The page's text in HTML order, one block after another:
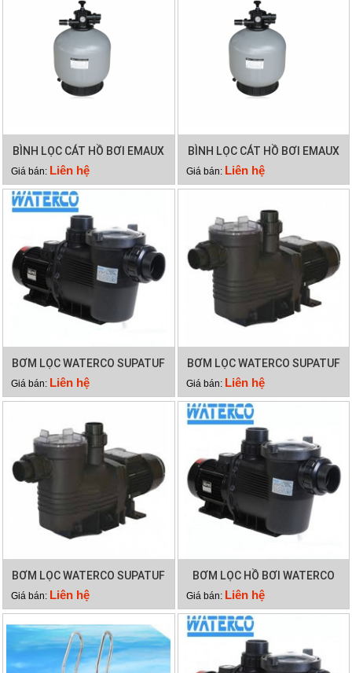
BÌNH LỌC CÁT HỒ BƠI EMAUX
V800
Giá bán: Liên hệ
BÌNH LỌC CÁT HỒ BƠI EMAUX
V700
Giá bán: Liên hệ
BƠM LỌC WATERCO SUPATUF
250
Giá bán: Liên hệ
BƠM LỌC WATERCO SUPATUF
200
Giá bán: Liên hệ
BƠM LỌC WATERCO SUPATUF
150
Giá bán: Liên hệ
BƠM LỌC HỒ BƠI WATERCO
SUPATUF
Giá bán: Liên hệ